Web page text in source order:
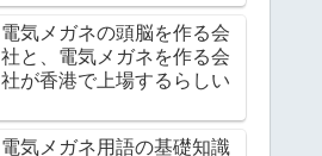
電気メガネの頭脳を作る会
社と、電気メガネを作る会
社が香港で上場するらしい
電気メガネ用語の基礎知識